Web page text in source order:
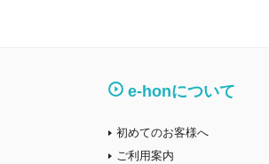
e-honについて
初めてのお客様へ
ご利用案内